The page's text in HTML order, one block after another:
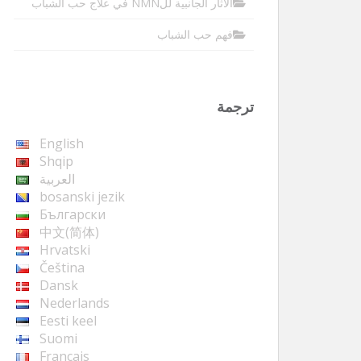
فهم حب الشباب
ترجمة
English
Shqip
العربية
bosanski jezik
Български
中文(简体)
Hrvatski
Čeština
Dansk
Nederlands
Eesti keel
Suomi
Français